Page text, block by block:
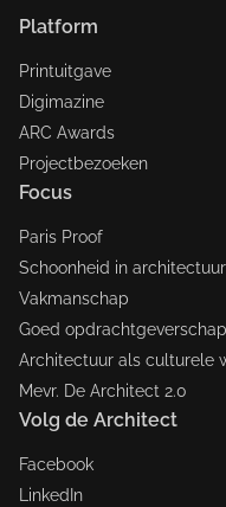
Platform
Printuitgave
Digimazine
ARC Awards
Projectbezoeken
Focus
Paris Proof
Schoonheid in architectuur
Vakmanschap
Goed opdrachtgeverschap
Architectuur als culturele
Mevr. De Architect 2.0
Volg de Architect
Facebook
LinkedIn